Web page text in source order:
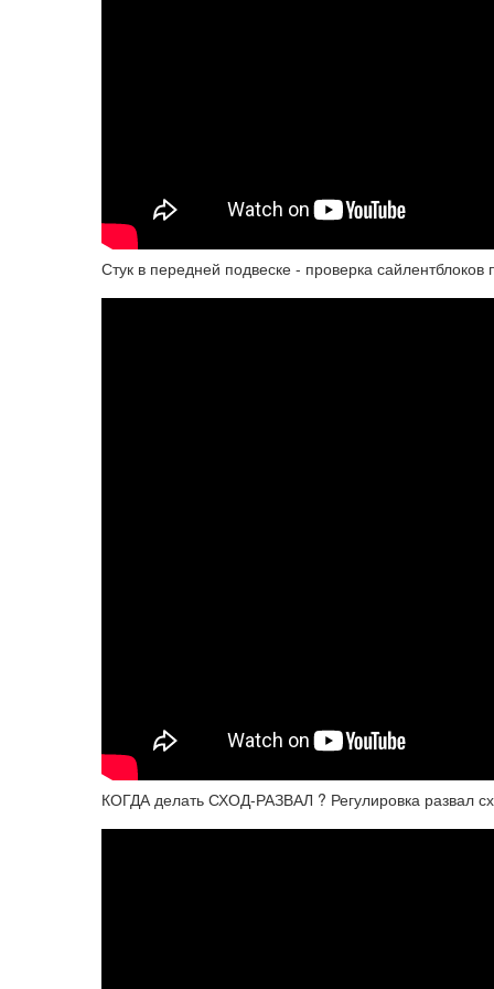
Стук в передней подвеске - проверка
КОГДА делать СХОД-РАЗВАЛ ? Регулировка развал